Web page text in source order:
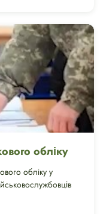
обліку
обліку у